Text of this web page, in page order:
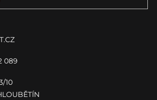
089
10